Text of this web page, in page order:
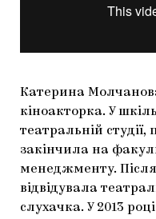
Катерина
кіноакторка. У
театральній студії,
закінчила на
менеджменту. Після
відвідувала
слухачка. У 2013